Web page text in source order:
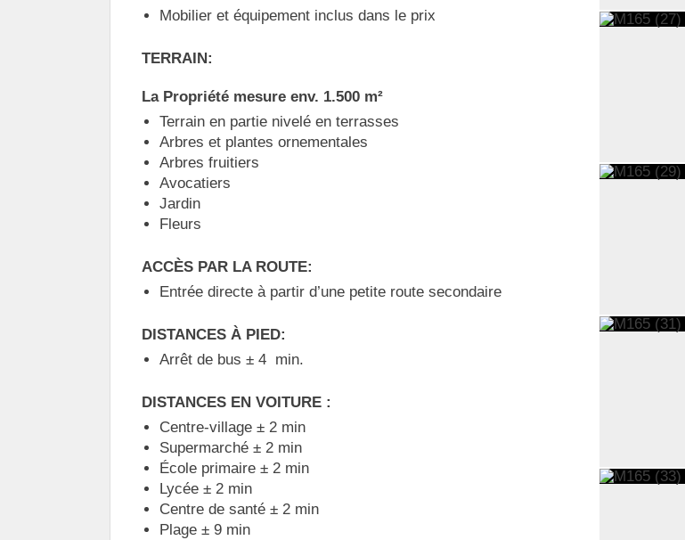
Mobilier et équipement inclus dans le prix
TERRAIN:
La Propriété mesure env. 1.500 m²
Terrain en partie nivelé en terrasses
Arbres et plantes ornementales
Arbres fruitiers
Avocatiers
Jardin
Fleurs
ACCÈS PAR LA ROUTE:
Entrée directe à partir d’une petite route secondaire
DISTANCES À PIED:
Arrêt de bus ± 4 min.
DISTANCES EN VOITURE :
Centre-village ± 2 min
Supermarché ± 2 min
École primaire ± 2 min
Lycée ± 2 min
Centre de santé ± 2 min
Plage ± 9 min